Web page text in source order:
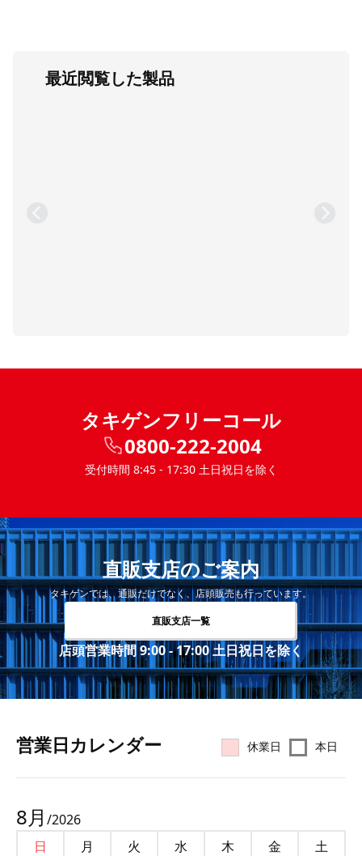
最近閲覧した製品
タキゲンフリーコール
0800-222-2004
受付時間 8:45 - 17:30 土日祝日を除く
直販支店のご案内
タキゲンでは、通販だけでなく、店頭販売も行っています。
直販支店一覧
店頭営業時間 9:00 - 17:00 土日祝日を除く
営業⽇カレンダー 休業日 本日
8月 /2026
日
月 火 水 木 金
土